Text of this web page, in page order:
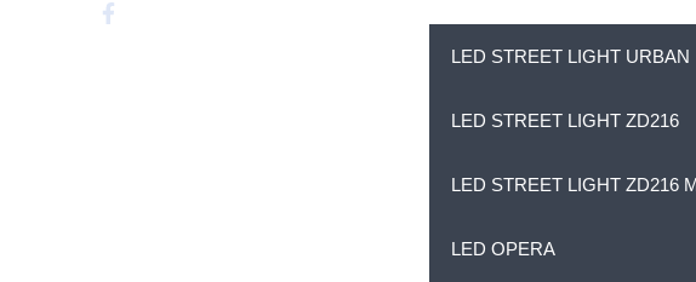
LED STREET LIGHT URBAN
LED STREET LIGHT ZD216
LED STREET LIGHT ZD216
LED OPERA